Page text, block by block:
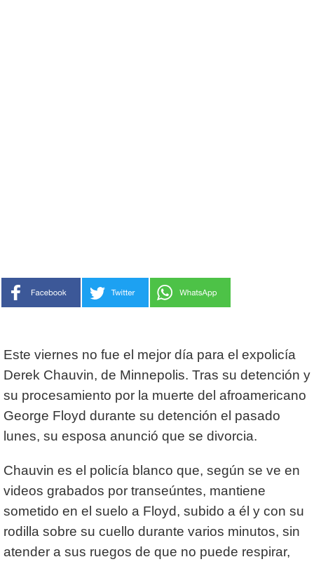
Este viernes no fue el mejor día para el expolicía
Derek Chauvin, de Minnepolis. Tras su detención y
su procesamiento por la muerte del afroamericano
George Floyd durante su detención el pasado
lunes, su esposa anunció que se divorcia.
Chauvin es el policía blanco que, según se ve en
videos grabados por transeúntes, mantiene
sometido en el suelo a Floyd, subido a él y con su
rodilla sobre su cuello durante varios minutos, sin
atender a sus ruegos de que no puede respirar,